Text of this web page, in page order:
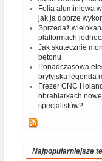
Folia aluminiowa
jak ją dobrze
Sprzedaż
platformach
Jak skutecznie
betonu
Ponadczasowa
brytyjska legenda
Frezer CNC
obrabiarkach
specjalistów?
Najpopularniejsze